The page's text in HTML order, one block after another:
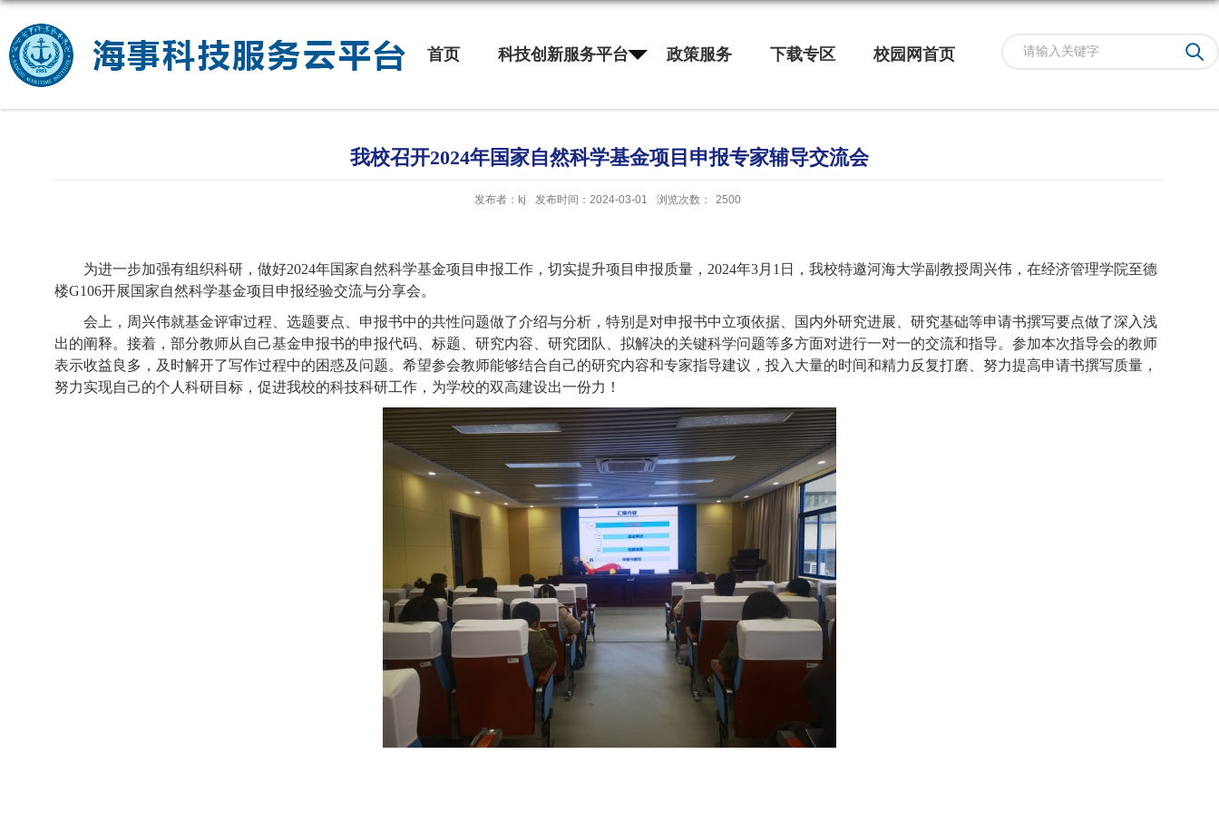
首页 科技创新服务平台 政策服务 下载专区 校园网首页
我校召开2024年国家自然科学基金项目申报专家辅导交流会
发布者：kj 发布时间：2024-03-01 浏览次数： 2500
为进一步加强有组织科研，做好2024年国家自然科学基金项目申报工作，切实提升项目申报质量，2024年3月1日，我校特邀河海大学副教授周兴伟，在经济管理学院至德
楼G106开展国家自然科学基金项目申报经验交流与分享会。
会上，周兴伟就基金评审过程、选题要点、申报书中的共性问题做了介绍与分析，特别是对申报书中立项依据、国内外研究进展、研究基础等申请书撰写要点做了深入浅
出的阐释。接着，部分教师从自己基金申报书的申报代码、标题、研究内容、研究团队、拟解决的关键科学问题等多方面对进行一对一的交流和指导。参加本次指导会的教师
表示收益良多，及时解开了写作过程中的困惑及问题。希望参会教师能够结合自己的研究内容和专家指导建议，投入大量的时间和精力反复打磨、努力提高申请书撰写质量，
努力实现自己的个人科研目标，促进我校的科技科研工作，为学校的双高建设出一份力！